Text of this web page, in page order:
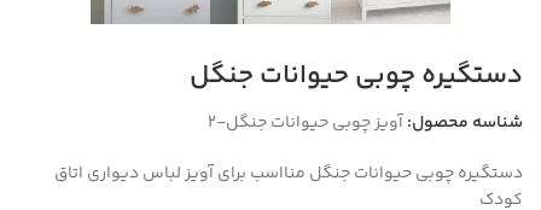
دستگیره چوبی حیوانات جنگل
شناسه محصول:آویز چوبی حیوانات جنگل-2
دستگیره چوبی حیوانات جنگل منااسب برای آویز لباس دیواری اتاق
کودک